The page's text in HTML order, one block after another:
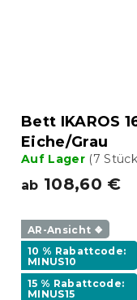
Bett IKAROS
Eiche/Grau
Auf Lager (7
ab 108,60 €
AR-Ansicht ❖
10 % Rabattcode:
MINUS10
15 % Rabattcode:
MINUS15